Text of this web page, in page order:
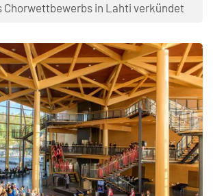
Chorwettbewerbs in Lahti verkündet